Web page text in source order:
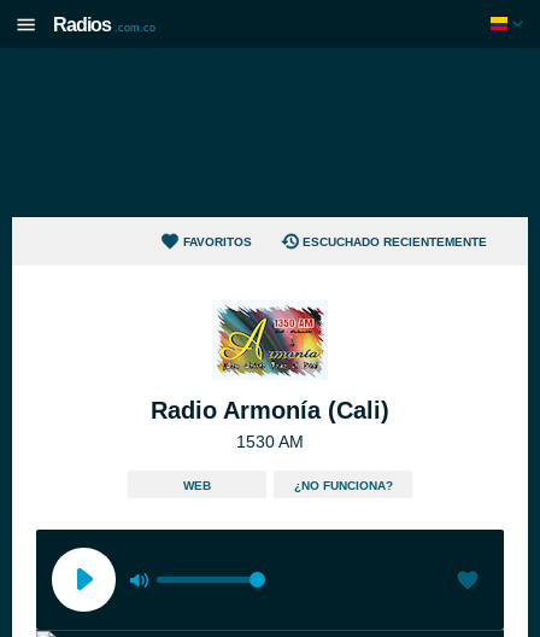
Radios .com.co
FAVORITOS ESCUCHADO RECIENTEMENTE
Radio Armonía (Cali)
1530 AM
WEB ¿NO FUNCIONA?